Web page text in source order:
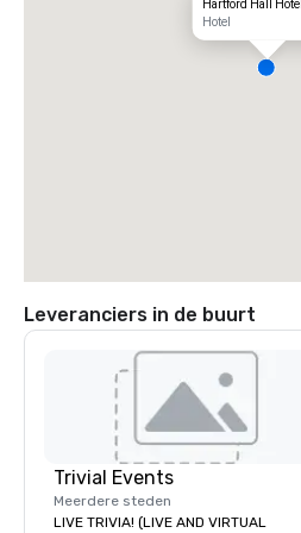
Hartford Hall Hotel
Hotel
Leveranciers in de buurt
Trivial Events
Meerdere steden
LIVE TRIVIA! (LIVE AND VIRTUAL